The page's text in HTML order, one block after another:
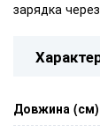
зарядка
Довжина (см)